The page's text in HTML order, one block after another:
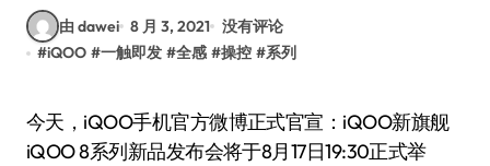
由 dawei 8 月 3, 2021 没有评论
#iQOO #一触即发 #全感 #操控 #系列
今天，iQOO手机官方微博正式官宣：iQOO新旗舰
iQOO 8系列新品发布会将于8月17日19:30正式举